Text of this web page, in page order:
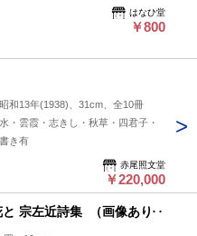
はなひ堂
￥800
和13年(1938)、31cm、全10冊
・雲霞・志きし・秋草・四君子・
き有
赤尾照文堂
￥220,000
宗左近詩集 （画像あり）